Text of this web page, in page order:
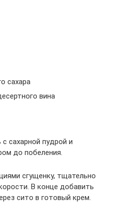
сахара
вина
сахарной пудрой и
до побеления.
сгущенку, тщательно
В конце добавить
сито в готовый крем.